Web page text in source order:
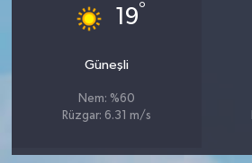
19°
Güneşli
Nem: %60
Rüzgar: 6.31 m/s